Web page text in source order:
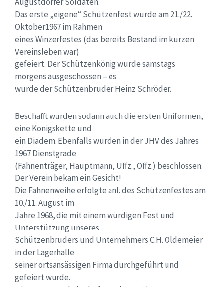
Augustdorfer Soldaten.
Das erste „eigene“ Schützenfest wurde am 21./22.
Oktober1967 im Rahmen
eines Winzerfestes (das bereits Bestand im kurzen
Vereinsleben war)
gefeiert. Der Schützenkönig wurde samstags
morgens ausgeschossen – es
wurde der Schützenbruder Heinz Schröder.
Beschafft wurden sodann auch die ersten Uniformen,
eine Königskette und
ein Diadem. Ebenfalls wurden in der JHV des Jahres
1967 Dienstgrade
(Fahnenträger, Hauptmann, Uffz., Offz.) beschlossen.
Der Verein bekam ein Gesicht!
Die Fahnenweihe erfolgte anl. des Schützenfestes am
10./11. August im
Jahre 1968, die mit einem würdigen Fest und
Unterstützung unseres
Schützenbruders und Unternehmers C.H. Oldemeier
in der Lagerhalle
seiner ortsansässigen Firma durchgeführt und
gefeiert wurde.